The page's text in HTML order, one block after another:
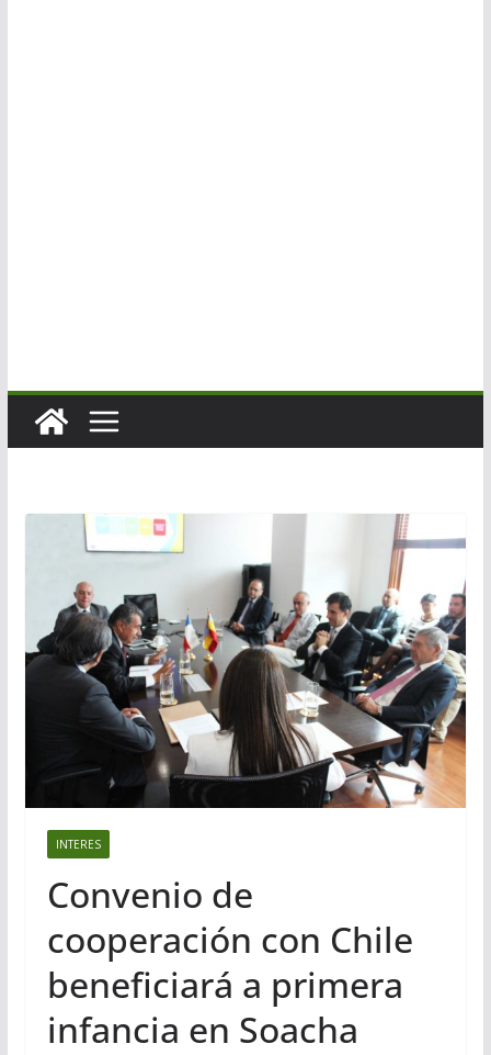
INTERES
Convenio de
cooperación con Chile
beneficiará a primera
infancia en Soacha